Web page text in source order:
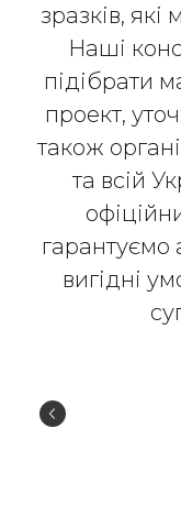
зразків,
Наші
підібрати
проект,
також
та всій
гарантуємо
вигідні